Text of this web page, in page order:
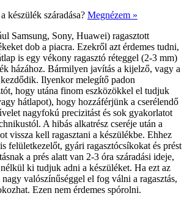
készülék száradása? Megnézem »
Samsung, Sony, Huawei) ragasztott
dob a piacra. Ezekről azt érdemes tudni,
is egy vékony ragasztó réteggel (2-3 mm)
házához. Bármilyen javítás a kijelző, vagy a
Ilyenkor melegítő padon
hogy utána finom eszközökkel el tudjuk
hátlapot), hogy hozzáférjünk a cserélendő
nagyfokú precizitást és sok gyakorlatot
A hibás alkatrész cseréje után a
vissza kell ragasztani a készülékbe. Ehhez
felületkezelőt, gyári ragasztócsíkokat és prést
a prés alatt van 2-3 óra száradási ideje,
ki tudjuk adni a készüléket. Ha ezt az
valószínűséggel el fog válni a ragasztás,
Ezen nem érdemes spórolni.